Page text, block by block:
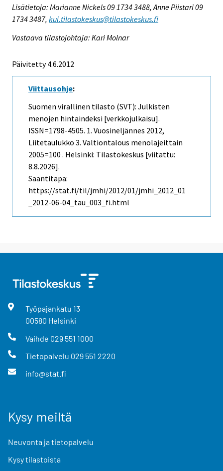
Lisätietoja: Marianne Nickels 09 1734 3488, Anne Piistari 09
1734 3487, kui.tilastokeskus@tilastokeskus.fi
Vastaava tilastojohtaja: Kari Molnar
Päivitetty 4.6.2012
Viittausohje:
Suomen virallinen tilasto (SVT): Julkisten
menojen hintaindeksi [verkkojulkaisu].
ISSN=1798-4505. 1. Vuosineljännes 2012,
Liitetaulukko 3. Valtiontalous menolajeittain
2005=100 . Helsinki: Tilastokeskus [viitattu:
8.8.2026].
Saantitapa:
https://stat.fi/til/jmhi/2012/01/jmhi_2012_01
_2012-06-04_tau_003_fi.html
Työpajankatu 13
00580 Helsinki
Vaihde 029 551 1000
Tietopalvelu 029 551 2220
info@stat.fi
Kysy meiltä
Neuvonta ja tietopalvelu
Kysy tilastoista